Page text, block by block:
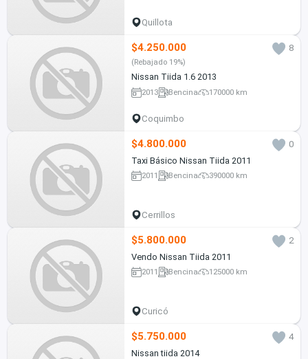
Quillota
$4.250.000 8
(Rebajado 19%)
Nissan Tiida 1.6 2013
2013 Bencina 170000 km
Coquimbo
$4.800.000
0
Taxi Básico Nissan Tiida 2011
2011 Bencina 390000 km
Cerrillos
$5.800.000
2
Vendo Nissan Tiida 2011
2011 Bencina 125000 km
Curicó
$5.750.000
4
Nissan tiida 2014